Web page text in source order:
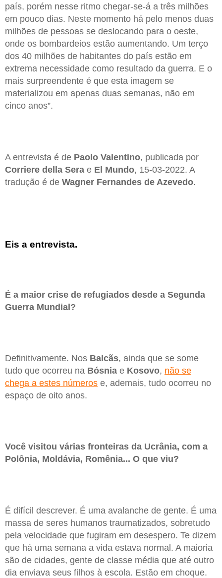
país, porém nesse ritmo chegar-se-á a três milhões
em pouco dias. Neste momento há pelo menos duas
milhões de pessoas se deslocando para o oeste,
onde os bombardeios estão aumentando. Um terço
dos 40 milhões de habitantes do país estão em
extrema necessidade como resultado da guerra. E o
mais surpreendente é que esta imagem se
materializou em apenas duas semanas, não em
cinco anos”.
A entrevista é de Paolo Valentino, publicada por
Corriere della Sera e El Mundo, 15-03-2022. A
tradução é de Wagner Fernandes de Azevedo.
Eis a entrevista.
É a maior crise de refugiados desde a Segunda
Guerra Mundial?
Definitivamente. Nos Balcãs, ainda que se some
tudo que ocorreu na Bósnia e Kosovo, não se
chega a estes números e, ademais, tudo ocorreu no
espaço de oito anos.
Você visitou várias fronteiras da Ucrânia, com a
Polônia, Moldávia, Romênia... O que viu?
É difícil descrever. É uma avalanche de gente. É uma
massa de seres humanos traumatizados, sobretudo
pela velocidade que fugiram em desespero. Te dizem
que há uma semana a vida estava normal. A maioria
são de cidades, gente de classe média que até outro
dia enviava seus filhos à escola. Estão em choque.